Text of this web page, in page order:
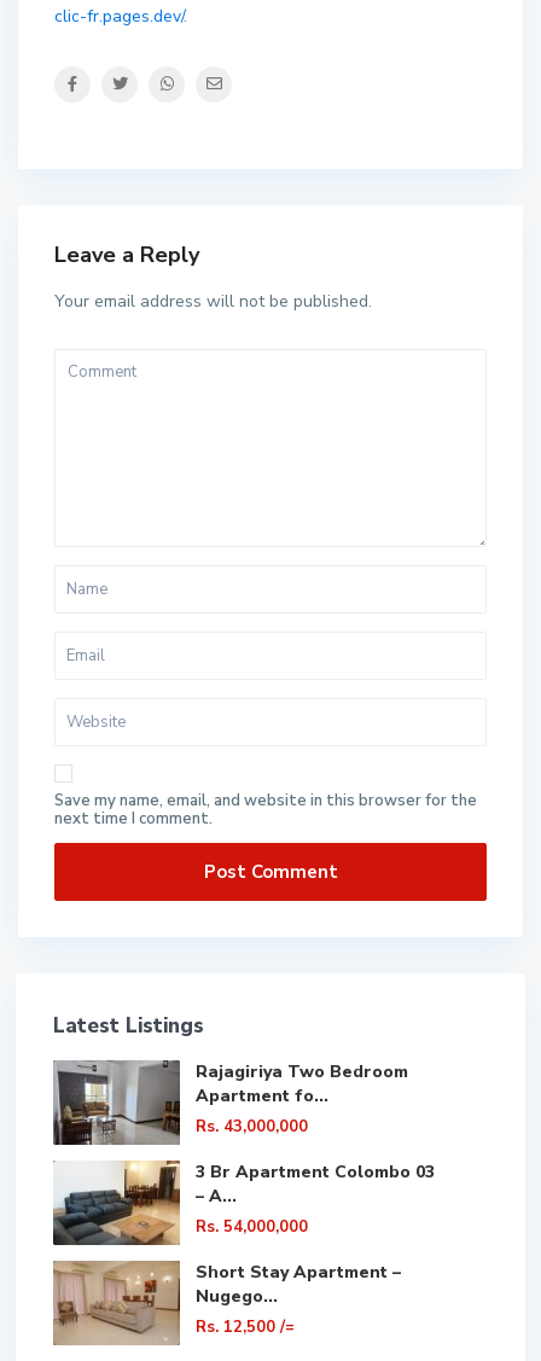
clic-fr.pages.dev/.
Leave a Reply
Your email address will not be published.
Save my name, email, and website in this browser for the
next time I comment.
Latest Listings
Rajagiriya Two Bedroom
Apartment fo...
Rs. 43,000,000
3 Br Apartment Colombo 03
– A...
Rs. 54,000,000
Short Stay Apartment –
Nugego...
Rs. 12,500/=